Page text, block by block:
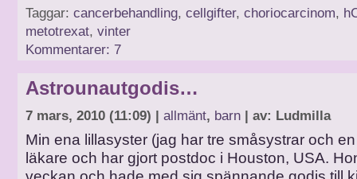
Taggar: cancerbehandling, cellgifter, choriocarcinom,
metotrexat, vinter
Kommentarer: 7
Astrounautgodis…
7 mars, 2010 (11:09) | allmänt, barn | av: Ludmilla
Min ena lillasyster (jag har tre småsystrar och
läkare och har gjort postdoc i Houston, USA.